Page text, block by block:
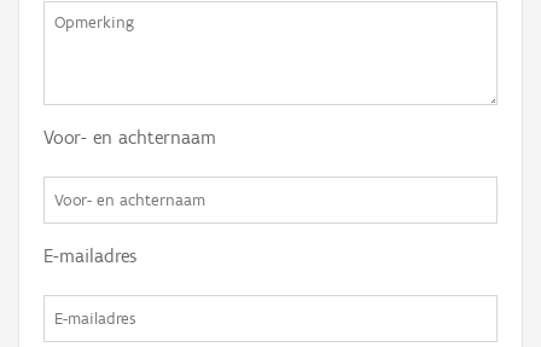
Voor- en achternaam
E-mailadres